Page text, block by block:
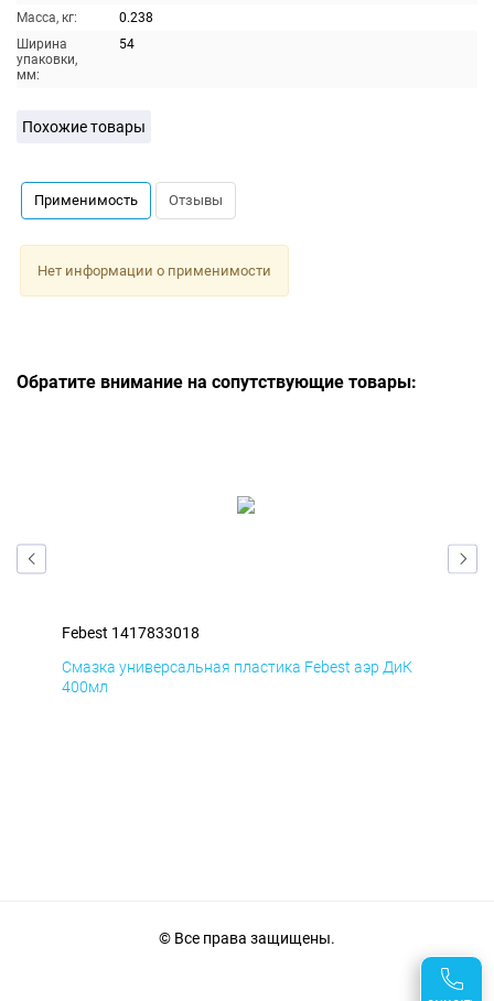
Масса, кг:
0.238
Ширина
упаковки,
мм:
54
Похожие товары
Применимость Отзывы
Нет информации о применимости
Обратите внимание на сопутствующие товары:
Febest 1417833018
Смазка универсальная пластика Febest аэр ДиК
400мл
© Все права защищены.